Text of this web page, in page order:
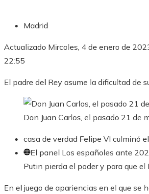
Madrid
Actualizado Mircoles, 4 de enero de
22:55
El padre del Rey asume la dificultad de
Don Juan Carlos, el pasado 21 de
casa de verdad Felipe VI culminó
El panel Los españoles ante
Putin pierda el poder y para que
En el juego de apariencias en el que se